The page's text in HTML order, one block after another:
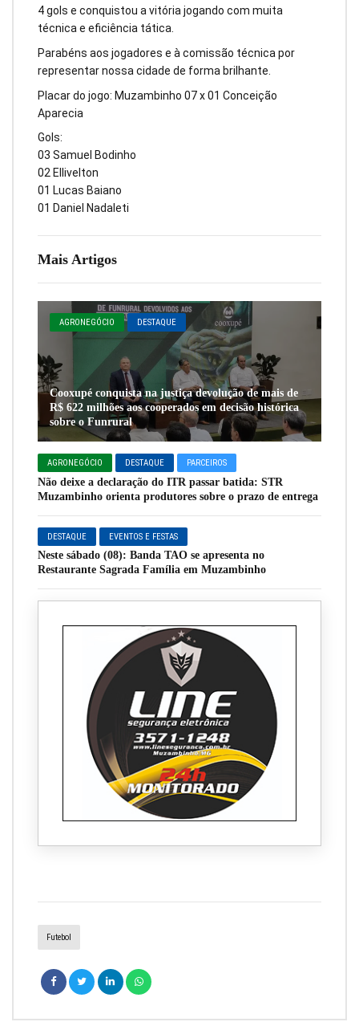
Mais Artigos
AGRONEGÓCIO DESTAQUE
Cooxupé conquista na justiça devolução de mais de
R$ 622 milhões aos cooperados em decisão histórica
sobre o Funrural
AGRONEGÓCIO DESTAQUE PARCEIROS
Não deixe a declaração do ITR passar batida: STR
Muzambinho orienta produtores sobre o prazo de entrega
DESTAQUE EVENTOS E FESTAS
Neste sábado (08): Banda TAO se apresenta no
Restaurante Sagrada Família em Muzambinho
4 gols e conquistou a vitória jogando com muita
técnica e eficiência tática.
Parabéns aos jogadores e à comissão técnica por
representar nossa cidade de forma brilhante.
Placar do jogo: Muzambinho 07 x 01 Conceição
Aparecia
Gols:
03 Samuel Bodinho
02 Ellivelton
01 Lucas Baiano
01 Daniel Nadaleti
Futebol